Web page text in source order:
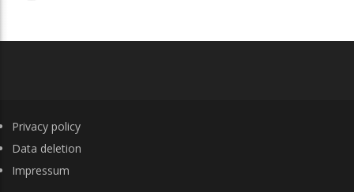
FOOTER
Privacy policy
Data deletion
Impressum